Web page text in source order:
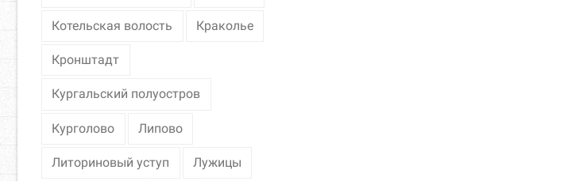
Котельская волость Краколье
Кронштадт
Кургальский полуостров
Курголово Липово
Литориновый уступ Лужицы